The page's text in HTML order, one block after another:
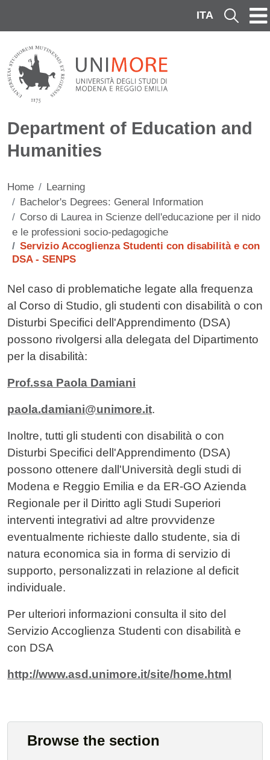
ITA Cerca
Department of Education and
Humanities
Home
Learning
Bachelor's Degrees: General Information
Corso di Laurea in Scienze dell'educazione per il nido
e le professioni socio-pedagogiche
Servizio Accoglienza Studenti con disabilità e con
DSA - SENPS
Contenuto
Nel caso di problematiche legate alla frequenza
al Corso di Studio, gli studenti con disabilità o con
Disturbi Specifici dell'Apprendimento (DSA)
possono rivolgersi alla delegata del Dipartimento
per la disabilità:
Prof.ssa Paola Damiani
paola.damiani@unimore.it.
Inoltre, tutti gli studenti con disabilità o con
Disturbi Specifici dell'Apprendimento (DSA)
possono ottenere dall'Università degli studi di
Modena e Reggio Emilia e da ER-GO Azienda
Regionale per il Diritto agli Studi Superiori
interventi integrativi ad altre provvidenze
eventualmente richieste dallo studente, sia di
natura economica sia in forma di servizio di
supporto, personalizzati in relazione al deficit
individuale.
Per ulteriori informazioni consulta il sito del
Servizio Accoglienza Studenti con disabilità e
con DSA
http://www.asd.unimore.it/site/home.html
Browse the section